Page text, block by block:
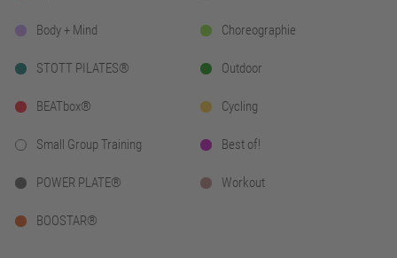
Body + Mind Choreographie
STOTT PILATES® Outdoor
BEATbox® Cycling
Small Group Training Best of!
POWER PLATE® Workout
BOOSTAR®